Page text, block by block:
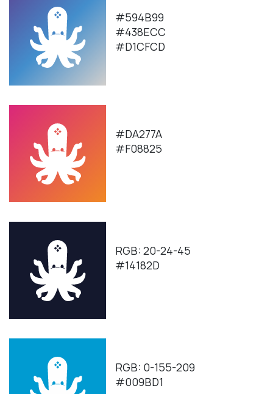
#594B99
#438ECC
#D1CFCD
#DA277A
#F08825
RGB: 20-24-45
#14182D
RGB: 0-155-209
#009BD1